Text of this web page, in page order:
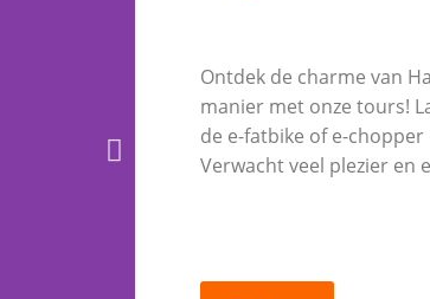
Ontdek de charme van
manier met onze tours!
de e-fatbike of e-
Verwacht veel plezier en